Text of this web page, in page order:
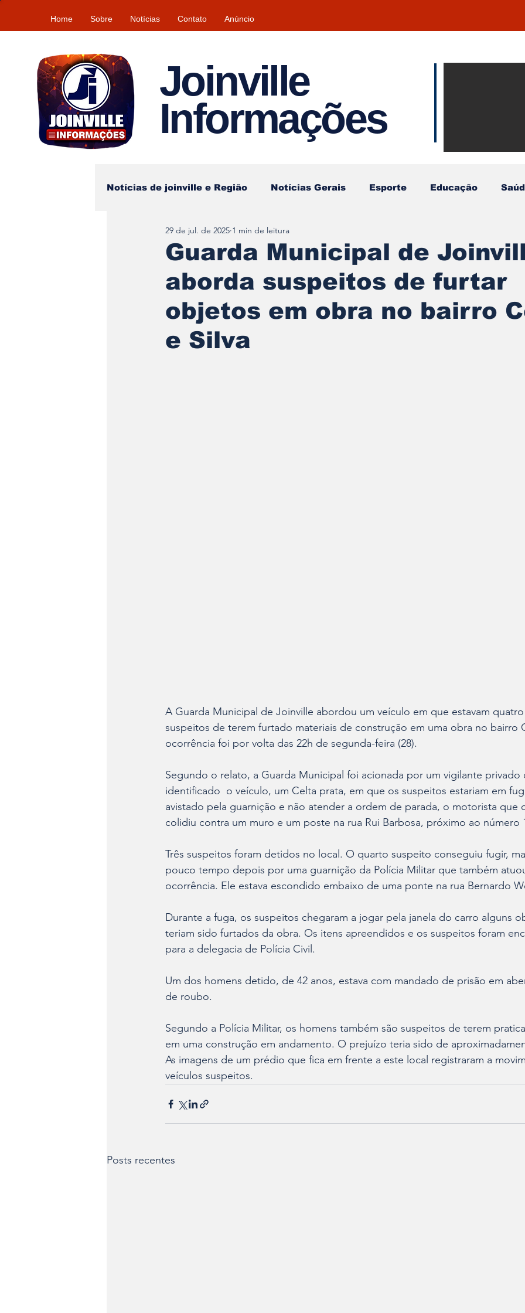
Home Sobre Notícias Contato Anúncio
Joinville
Informações
Notícias de joinville e Região Notícias Gerais Esporte Educação
Tempo\clima
Guarda Municipal de
aborda suspeitos de furtar
objetos em obra no bairro
e Silva
29 de jul. de 2025 1 min de leitura
A Guarda Municipal de Joinville abordou um veículo em que estavam
suspeitos de terem furtado materiais de construção em uma obra no bairro
ocorrência foi por volta das 22h de segunda-feira (28).
Segundo o relato, a Guarda Municipal foi acionada por um vigilante privado
identificado  o veículo, um Celta prata, em que os suspeitos estariam em
avistado pela guarnição e não atender a ordem de parada, o motorista que
colidiu contra um muro e um poste na rua Rui Barbosa, próximo ao número
Três suspeitos foram detidos no local. O quarto suspeito conseguiu fugir,
pouco tempo depois por uma guarnição da Polícia Militar que também
ocorrência. Ele estava escondido embaixo de uma ponte na rua Bernardo
Durante a fuga, os suspeitos chegaram a jogar pela janela do carro alguns
teriam sido furtados da obra. Os itens apreendidos e os suspeitos foram
para a delegacia de Polícia Civil.
Um dos homens detido, de 42 anos, estava com mandado de prisão em
de roubo.
Segundo a Polícia Militar, os homens também são suspeitos de terem
em uma construção em andamento. O prejuízo teria sido de
As imagens de um prédio que fica em frente a este local registraram a
veículos suspeitos.
Posts recentes